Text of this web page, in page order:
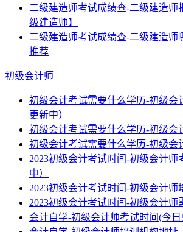
二级建造师考试成绩查-二级建造师
级建造师】
二级建造师考试成绩查-二级建造师
推荐
初级会计师
初级会计考试需要什么学历-初级会
更新中）
初级会计考试需要什么学历-初级会
初级会计考试需要什么学历-初级会
2023初级会计考试时间-初级会计师
中）
2023初级会计考试时间-初级会计师
2023初级会计考试时间-初级会计师
会计自学-初级会计师考试时间(今日